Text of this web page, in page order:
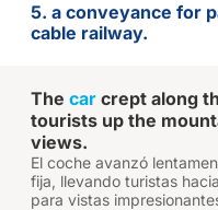
5. a conveyance for
cable railway.
The car crept along
tourists up the
views.
El coche avanzó
fija, llevando turistas
para vistas